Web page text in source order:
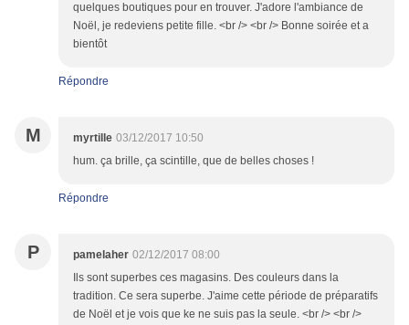
quelques boutiques pour en trouver. J'adore l'ambiance de
Noël, je redeviens petite fille. <br /> <br /> Bonne soirée et a
bientôt
Répondre
M myrtille 03/12/2017 10:50
hum. ça brille, ça scintille, que de belles choses !
Répondre
P pamelaher 02/12/2017 08:00
Ils sont superbes ces magasins. Des couleurs dans la
tradition. Ce sera superbe. J'aime cette période de préparatifs
de Noël et je vois que ke ne suis pas la seule. <br /> <br />